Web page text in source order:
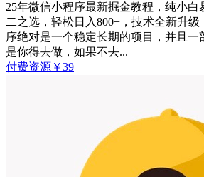
25年微信小程序最新掘金教程，纯小白
二之选，轻松日入800+，技术全新升
序绝对是一个稳定长期的项目，并且一
是你得去做，如果不去...
付费资源 ￥39